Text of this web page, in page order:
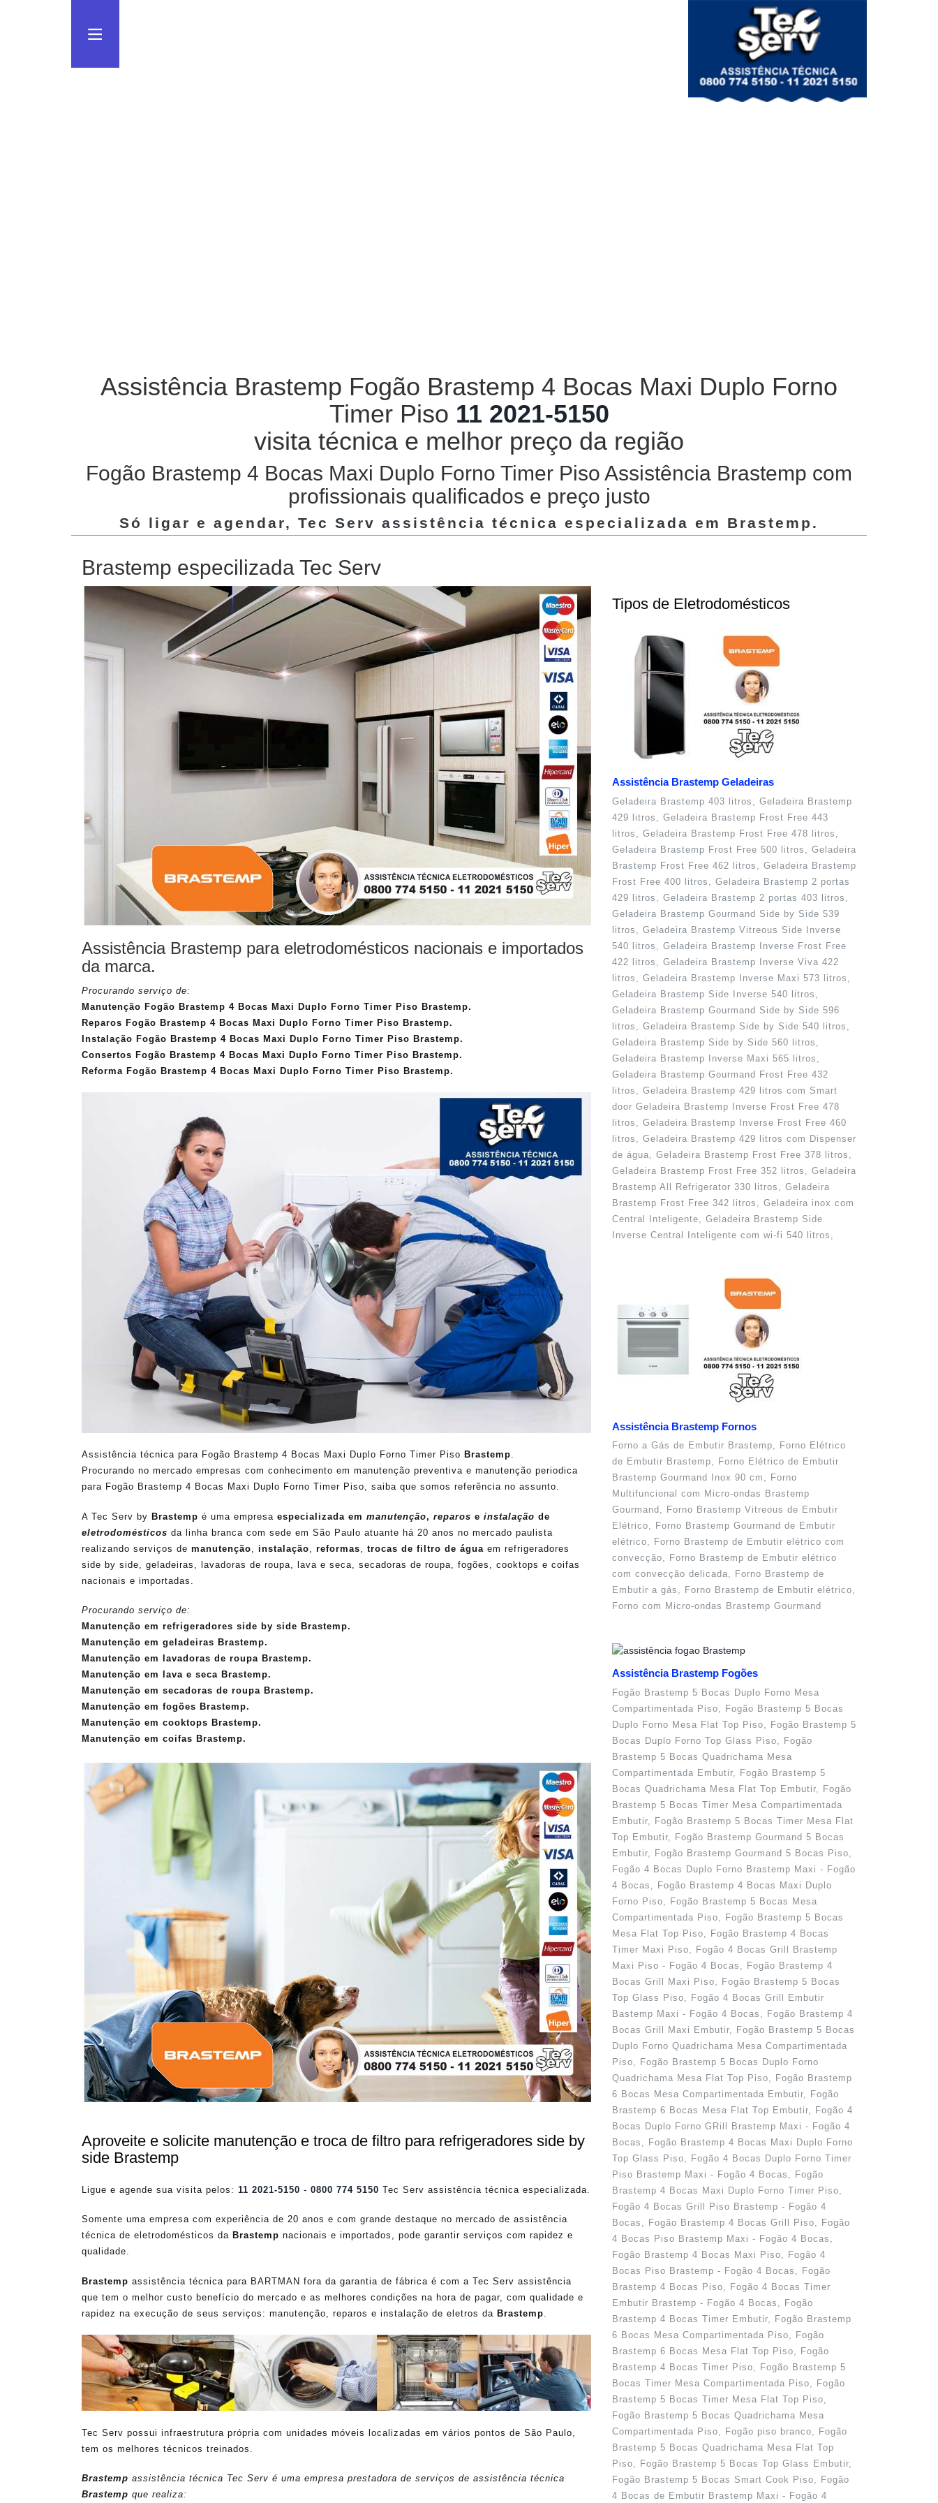
Assistência Brastemp Fogão Brastemp 4 Bocas Maxi Duplo Forno
Timer Piso 11 2021-5150
visita técnica e melhor preço da região
Fogão Brastemp 4 Bocas Maxi Duplo Forno Timer Piso Assistência Brastemp com
profissionais qualificados e preço justo
Só ligar e agendar, Tec Serv assistência técnica especializada em Brastemp .
Brastemp especilizada Tec Serv
Assistência Brastemp para eletrodomésticos nacionais e importados
da marca.
Procurando serviço de:
Manutenção Fogão Brastemp 4 Bocas Maxi Duplo Forno Timer Piso Brastemp.
Reparos Fogão Brastemp 4 Bocas Maxi Duplo Forno Timer Piso Brastemp.
Instalação Fogão Brastemp 4 Bocas Maxi Duplo Forno Timer Piso Brastemp.
Consertos Fogão Brastemp 4 Bocas Maxi Duplo Forno Timer Piso Brastemp.
Reforma Fogão Brastemp 4 Bocas Maxi Duplo Forno Timer Piso Brastemp.
Assistência técnica para Fogão Brastemp 4 Bocas Maxi Duplo Forno Timer Piso Brastemp.
Procurando no mercado empresas com conhecimento em manutenção preventiva e manutenção periodica
para Fogão Brastemp 4 Bocas Maxi Duplo Forno Timer Piso, saiba que somos referência no assunto.
A Tec Serv by Brastemp é uma empresa especializada em manutenção, reparos e instalação de
eletrodomésticos da linha branca com sede em São Paulo atuante há 20 anos no mercado paulista
realizando serviços de manutenção instalação reformas trocas de filtro de água em refrigeradores
side by side, geladeiras, lavadoras de roupa, lava e seca, secadoras de roupa, fogões, cooktops e coifas
nacionais e importadas.
Procurando serviço de:
Manutenção em refrigeradores side by side Brastemp.
Manutenção em geladeiras Brastemp.
Manutenção em lavadoras de roupa Brastemp.
Manutenção em lava e seca Brastemp.
Manutenção em secadoras de roupa Brastemp.
Manutenção em fogões Brastemp.
Manutenção em cooktops Brastemp.
Manutenção em coifas Brastemp.
Aproveite e solicite manutenção e troca de filtro para refrigeradores side by
side Brastemp
Ligue e agende sua visita pelos: 11 2021-5150 - 0800 774 5150 Tec Serv assistência técnica especializada.
Somente uma empresa com experiência de 20 anos e com grande destaque no mercado de assistência
técnica de eletrodomésticos da Brastemp nacionais e importados, pode garantir serviços com rapidez e
qualidade.
Brastemp assistência técnica para BARTMAN fora da garantia de fábrica é com a Tec Serv assistência
que tem o melhor custo benefício do mercado e as melhores condições na hora de pagar, com qualidade e
rapidez na execução de seus serviços: manutenção, reparos e instalação de eletros da Brastemp
Tec Serv possui infraestrutura própria com unidades móveis localizadas em vários pontos de São Paulo,
tem os melhores técnicos treinados.
Brastemp assistência técnica Tec Serv é uma empresa prestadora de serviços de assistência técnica
Brastemp que realiza:
Tipos de Eletrodomésticos
Assistência Brastemp Geladeiras
Geladeira Brastemp 403 litros, Geladeira Brastemp
429 litros, Geladeira Brastemp Frost Free 443
litros, Geladeira Brastemp Frost Free 478 litros,
Geladeira Brastemp Frost Free 500 litros, Geladeira
Brastemp Frost Free 462 litros, Geladeira Brastemp
Frost Free 400 litros, Geladeira Brastemp 2 portas
429 litros, Geladeira Brastemp 2 portas 403 litros,
Geladeira Brastemp Gourmand Side by Side 539
litros, Geladeira Brastemp Vitreous Side Inverse
540 litros, Geladeira Brastemp Inverse Frost Free
422 litros, Geladeira Brastemp Inverse Viva 422
litros, Geladeira Brastemp Inverse Maxi 573 litros,
Geladeira Brastemp Side Inverse 540 litros,
Geladeira Brastemp Gourmand Side by Side 596
litros, Geladeira Brastemp Side by Side 540 litros,
Geladeira Brastemp Side by Side 560 litros,
Geladeira Brastemp Inverse Maxi 565 litros,
Geladeira Brastemp Gourmand Frost Free 432
litros, Geladeira Brastemp 429 litros com Smart
door Geladeira Brastemp Inverse Frost Free 478
litros, Geladeira Brastemp Inverse Frost Free 460
litros, Geladeira Brastemp 429 litros com Dispenser
de água, Geladeira Brastemp Frost Free 378 litros,
Geladeira Brastemp Frost Free 352 litros, Geladeira
Brastemp All Refrigerator 330 litros, Geladeira
Brastemp Frost Free 342 litros, Geladeira inox com
Central Inteligente, Geladeira Brastemp Side
Inverse Central Inteligente com wi-fi 540 litros,
Assistência Brastemp Fornos
Forno a Gás de Embutir Brastemp, Forno Elétrico
de Embutir Brastemp, Forno Elétrico de Embutir
Brastemp Gourmand Inox 90 cm, Forno
Multifuncional com Micro-ondas Brastemp
Gourmand, Forno Brastemp Vitreous de Embutir
Elétrico, Forno Brastemp Gourmand de Embutir
elétrico, Forno Brastemp de Embutir elétrico com
convecção, Forno Brastemp de Embutir elétrico
com convecção delicada, Forno Brastemp de
Embutir a gás, Forno Brastemp de Embutir elétrico,
Forno com Micro-ondas Brastemp Gourmand
Assistência Brastemp Fogões
Fogão Brastemp 5 Bocas Duplo Forno Mesa
Compartimentada Piso, Fogão Brastemp 5 Bocas
Duplo Forno Mesa Flat Top Piso, Fogão Brastemp 5
Bocas Duplo Forno Top Glass Piso, Fogão
Brastemp 5 Bocas Quadrichama Mesa
Compartimentada Embutir, Fogão Brastemp 5
Bocas Quadrichama Mesa Flat Top Embutir, Fogão
Brastemp 5 Bocas Timer Mesa Compartimentada
Embutir, Fogão Brastemp 5 Bocas Timer Mesa Flat
Top Embutir, Fogão Brastemp Gourmand 5 Bocas
Embutir, Fogão Brastemp Gourmand 5 Bocas Piso,
Fogão 4 Bocas Duplo Forno Brastemp Maxi - Fogão
4 Bocas, Fogão Brastemp 4 Bocas Maxi Duplo
Forno Piso, Fogão Brastemp 5 Bocas Mesa
Compartimentada Piso, Fogão Brastemp 5 Bocas
Mesa Flat Top Piso, Fogão Brastemp 4 Bocas
Timer Maxi Piso, Fogão 4 Bocas Grill Brastemp
Maxi Piso - Fogão 4 Bocas, Fogão Brastemp 4
Bocas Grill Maxi Piso, Fogão Brastemp 5 Bocas
Top Glass Piso, Fogão 4 Bocas Grill Embutir
Bastemp Maxi - Fogão 4 Bocas, Fogão Brastemp 4
Bocas Grill Maxi Embutir, Fogão Brastemp 5 Bocas
Duplo Forno Quadrichama Mesa Compartimentada
Piso, Fogão Brastemp 5 Bocas Duplo Forno
Quadrichama Mesa Flat Top Piso, Fogão Brastemp
6 Bocas Mesa Compartimentada Embutir, Fogão
Brastemp 6 Bocas Mesa Flat Top Embutir, Fogão 4
Bocas Duplo Forno GRill Brastemp Maxi - Fogão 4
Bocas, Fogão Brastemp 4 Bocas Maxi Duplo Forno
Top Glass Piso, Fogão 4 Bocas Duplo Forno Timer
Piso Brastemp Maxi - Fogão 4 Bocas, Fogão
Brastemp 4 Bocas Maxi Duplo Forno Timer Piso,
Fogão 4 Bocas Grill Piso Brastemp - Fogão 4
Bocas, Fogão Brastemp 4 Bocas Grill Piso, Fogão
4 Bocas Piso Brastemp Maxi - Fogão 4 Bocas,
Fogão Brastemp 4 Bocas Maxi Piso, Fogão 4
Bocas Piso Brastemp - Fogão 4 Bocas, Fogão
Brastemp 4 Bocas Piso, Fogão 4 Bocas Timer
Embutir Brastemp - Fogão 4 Bocas, Fogão
Brastemp 4 Bocas Timer Embutir, Fogão Brastemp
6 Bocas Mesa Compartimentada Piso, Fogão
Brastemp 6 Bocas Mesa Flat Top Piso, Fogão
Brastemp 4 Bocas Timer Piso, Fogão Brastemp 5
Bocas Timer Mesa Compartimentada Piso, Fogão
Brastemp 5 Bocas Timer Mesa Flat Top Piso,
Fogão Brastemp 5 Bocas Quadrichama Mesa
Compartimentada Piso, Fogão piso branco, Fogão
Brastemp 5 Bocas Quadrichama Mesa Flat Top
Piso, Fogão Brastemp 5 Bocas Top Glass Embutir,
Fogão Brastemp 5 Bocas Smart Cook Piso, Fogão
4 Bocas de Embutir Brastemp Maxi - Fogão 4